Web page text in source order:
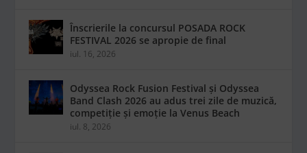
Înscrierile la concursul POSADA ROCK
FESTIVAL 2026 se apropie de final
iul. 16, 2026
Odyssea Rock Fusion Festival și Odyssea
Band Clash 2026 au adus trei zile de muzică,
competiție și emoție la Venus Beach
iul. 8, 2026